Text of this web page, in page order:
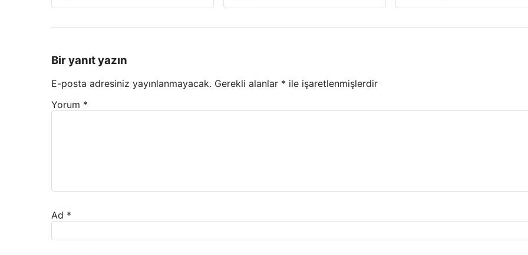
Bir yanıt yazın
E-posta adresiniz yayınlanmayacak. Gerekli alanlar * ile işaretlenmişlerdir
Yorum *
Ad *